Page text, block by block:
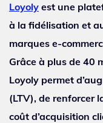
Loyoly est une
à la fidélisation et
marques e-
Grâce à plus de 40
Loyoly permet
(LTV), de renforcer
coût d’acquisition